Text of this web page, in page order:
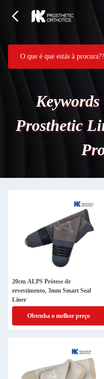
Prosthetic
20cm ALPS Prótese de
revestimento, 3mm Smart Seal
Liner
Obtenha o melhor preço